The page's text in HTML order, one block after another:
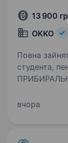
13 900
OKKO
Повна
студента,
з першого дня; не затримуємо
медичне
вчора